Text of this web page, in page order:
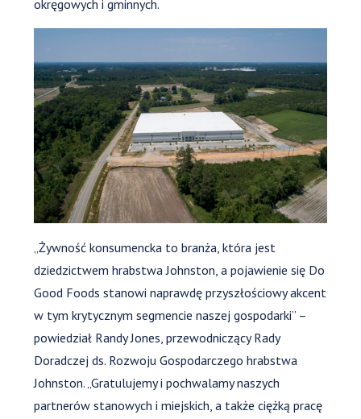
okręgowych i gminnych.
„Żywność konsumencka to branża, która jest
dziedzictwem hrabstwa Johnston, a pojawienie się Do
Good Foods stanowi naprawdę przyszłościowy akcent
w tym krytycznym segmencie naszej gospodarki” –
powiedział Randy Jones, przewodniczący Rady
Doradczej ds. Rozwoju Gospodarczego hrabstwa
Johnston. „Gratulujemy i pochwalamy naszych
partnerów stanowych i miejskich, a także ciężką pracę